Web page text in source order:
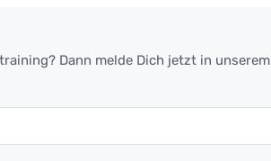
Dann melde Dich jetzt in unserem